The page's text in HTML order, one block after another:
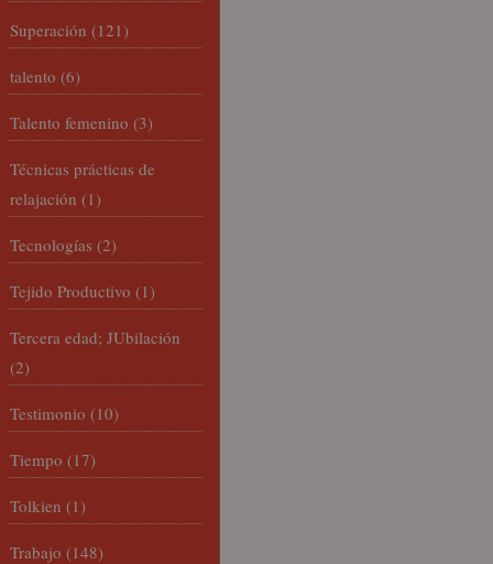
Superación (121)
talento (6)
Talento femenino (3)
Técnicas prácticas de
relajación (1)
Tecnologías (2)
Tejido Productivo (1)
Tercera edad; JUbilación
(2)
Testimonio (10)
Tiempo (17)
Tolkien (1)
Trabajo (148)